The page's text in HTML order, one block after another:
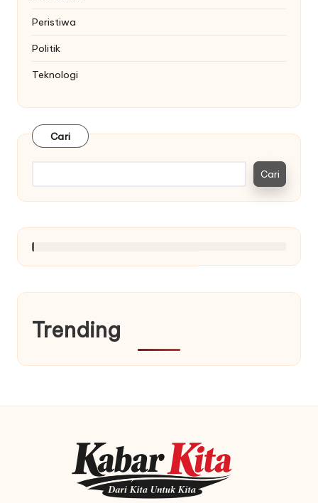
Peristiwa
Politik
Teknologi
Cari
Cari
Trending